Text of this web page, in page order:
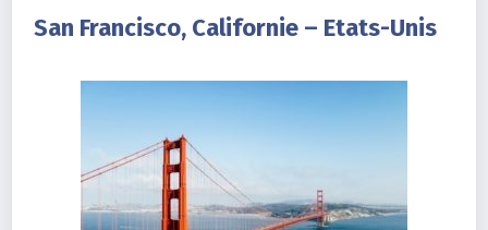
San Francisco, Californie – Etats-Unis